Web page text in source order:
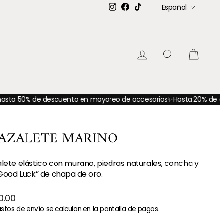
Instagram
Facebook IDIOMA
Español
INGRESAR
BUSCAR
descuento en mayoreo de accesorios ✨Hasta 20% de
MARINO
elástico con murano, piedras naturales, concha y
Luck” de chapa de oro.
de envío se calculan en la pantalla de pagos.